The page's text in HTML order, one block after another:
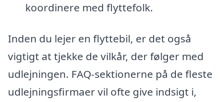
koordinere med flyttefolk.
Inden du lejer en flyttebil, er det også
vigtigt at tjekke de vilkår, der følger med
udlejningen. FAQ-sektionerne på de fleste
udlejningsfirmaer vil ofte give indsigt i,